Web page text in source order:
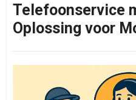
Telefoonservice
Oplossing voor